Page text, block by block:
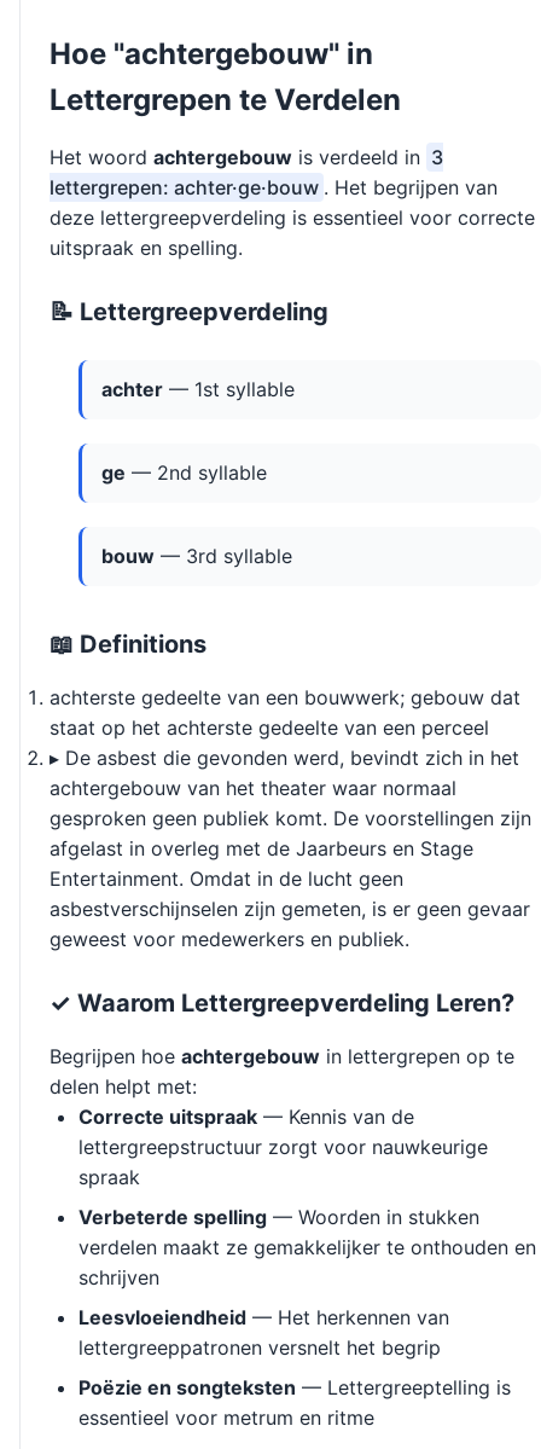
Hoe "achtergebouw" in
Lettergrepen te Verdelen
Het woord achtergebouw is verdeeld in 3
lettergrepen: achter·ge·bouw . Het begrijpen van
deze lettergreepverdeling is essentieel voor correcte
uitspraak en spelling.
📝 Lettergreepverdeling
achter — 1st syllable
ge — 2nd syllable
bouw — 3rd syllable
📖 Definitions
achterste gedeelte van een bouwwerk; gebouw dat
staat op het achterste gedeelte van een perceel
▸ De asbest die gevonden werd, bevindt zich in het
achtergebouw van het theater waar normaal
gesproken geen publiek komt. De voorstellingen zijn
afgelast in overleg met de Jaarbeurs en Stage
Entertainment. Omdat in de lucht geen
asbestverschijnselen zijn gemeten, is er geen gevaar
geweest voor medewerkers en publiek.
✓ Waarom Lettergreepverdeling Leren?
Begrijpen hoe achtergebouw in lettergrepen op te
delen helpt met:
Correcte uitspraak — Kennis van de
lettergreepstructuur zorgt voor nauwkeurige
spraak
Verbeterde spelling — Woorden in stukken
verdelen maakt ze gemakkelijker te onthouden en
schrijven
Leesvloeiendheid — Het herkennen van
lettergreeppatronen versnelt het begrip
Poëzie en songteksten — Lettergreeptelling is
essentieel voor metrum en ritme